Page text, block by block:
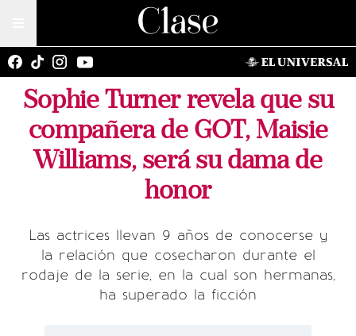
Sophie Turner revela que su
compañera de GOT, Maisie
Williams, será su dama de
honor
Las actrices llevan 9 años de conocerse y
la relación que cosecharon durante el
rodaje de la serie, en la cual son hermanas,
ha superado la ficción